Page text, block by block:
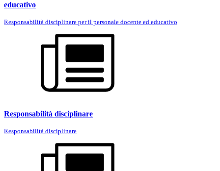
educativo
Responsabilità disciplinare per il personale docente ed educativo
Responsabilità disciplinare
Responsabilità disciplinare